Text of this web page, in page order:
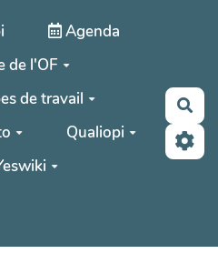
Agenda
de l'OF
de travail
Qualiopi